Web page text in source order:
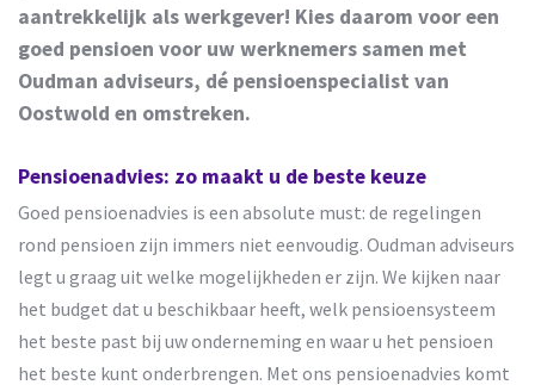
aantrekkelijk als werkgever! Kies daarom voor een
goed pensioen voor uw werknemers samen met
Oudman adviseurs, dé pensioenspecialist van
Oostwold en omstreken.
Pensioenadvies: zo maakt u de beste keuze
Goed pensioenadvies is een absolute must: de regelingen
rond pensioen zijn immers niet eenvoudig. Oudman adviseurs
legt u graag uit welke mogelijkheden er zijn. We kijken naar
het budget dat u beschikbaar heeft, welk pensioensysteem
het beste past bij uw onderneming en waar u het pensioen
het beste kunt onderbrengen. Met ons pensioenadvies komt